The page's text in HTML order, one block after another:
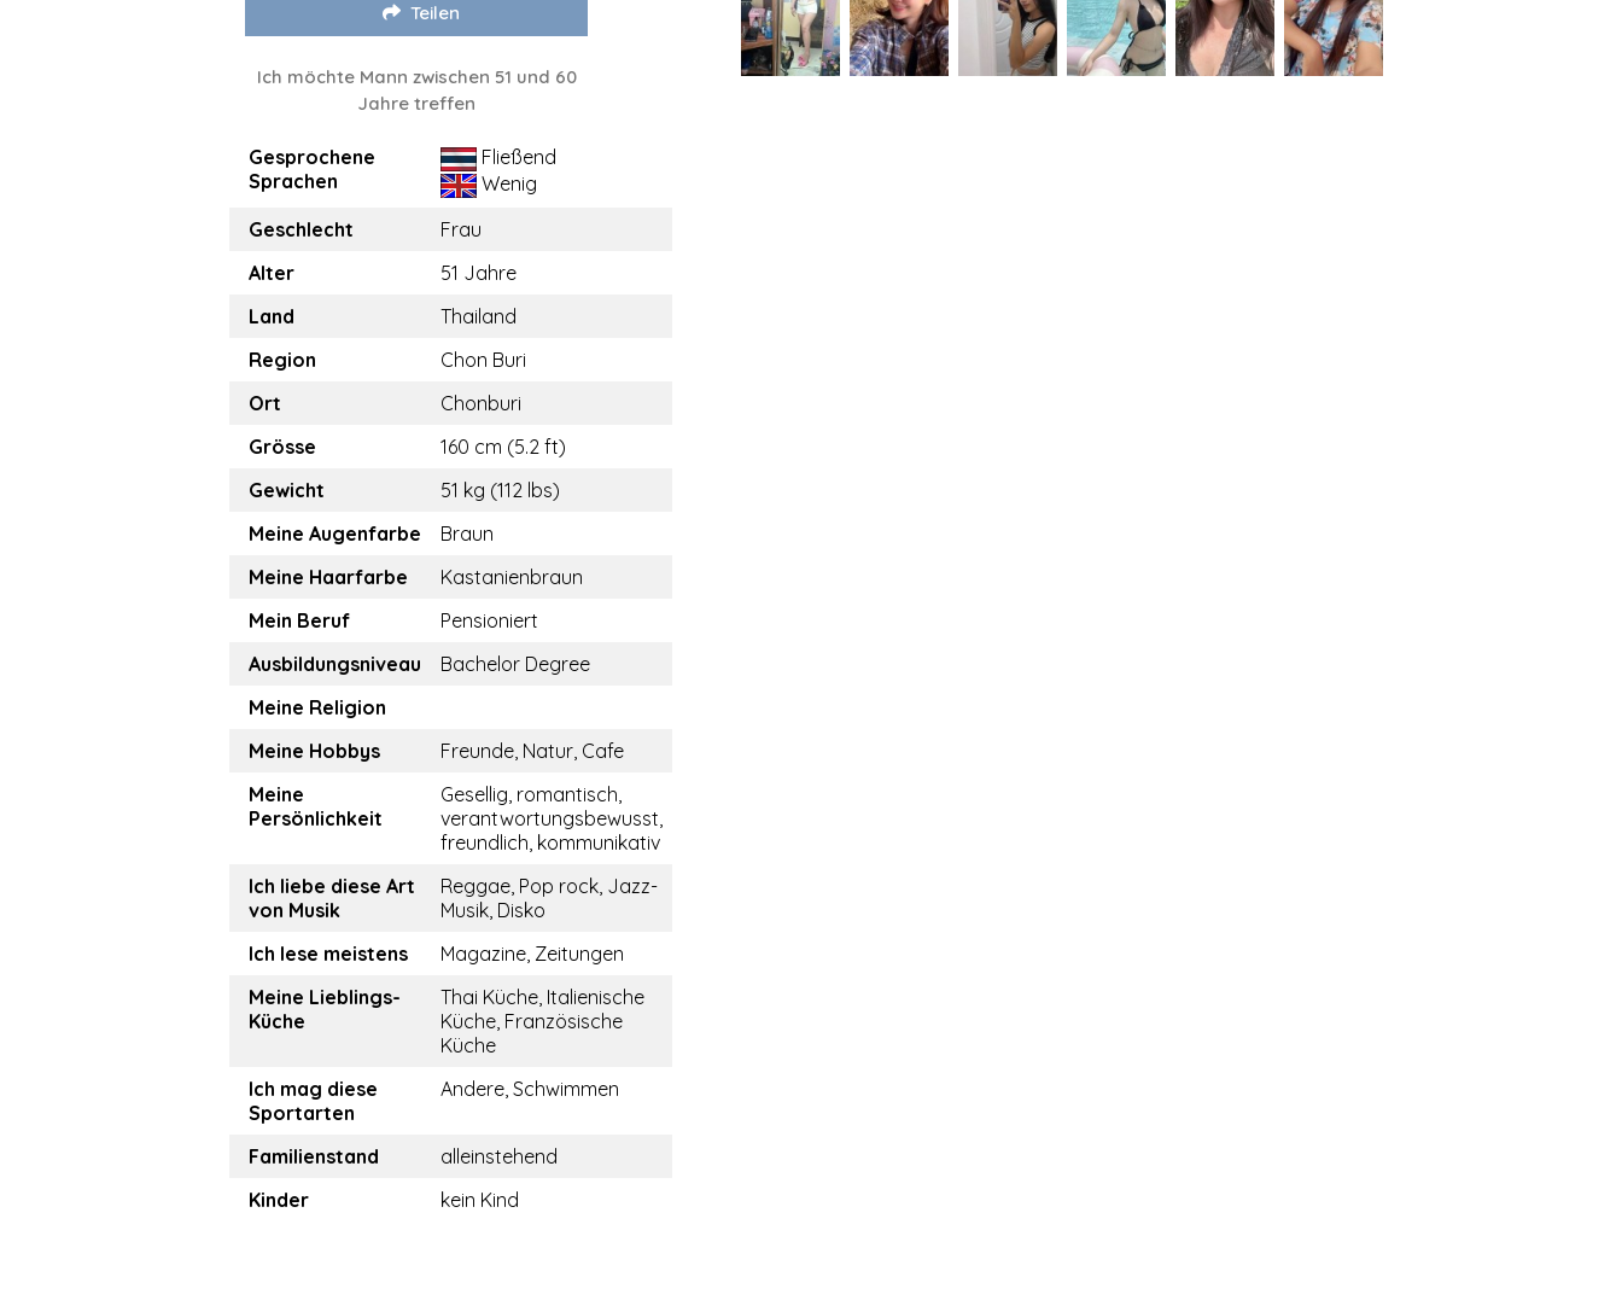
Teilen
Ich möchte Mann zwischen 51 und 60
Jahre treffen
Gesprochene
Sprachen
Fließend
Wenig
Geschlecht
Frau
Alter
51 Jahre
Land
Thailand
Region
Chon Buri
Ort
Chonburi
Grösse
160 cm (5.2 ft)
Gewicht
51 kg (112 lbs)
Meine Augenfarbe
Braun
Meine Haarfarbe
Kastanienbraun
Mein Beruf
Pensioniert
Ausbildungsniveau
Bachelor Degree
Meine Religion
Meine Hobbys
Freunde, Natur, Cafe
Meine
Persönlichkeit
Gesellig, romantisch,
verantwortungsbewusst,
freundlich, kommunikativ
Ich liebe diese Art
von Musik
Reggae, Pop rock, Jazz-
Musik, Disko
Ich lese meistens
Magazine, Zeitungen
Meine Lieblings-
Küche
Thai Küche, Italienische
Küche, Französische
Küche
Ich mag diese
Sportarten
Andere, Schwimmen
Familienstand
alleinstehend
Kinder
kein Kind